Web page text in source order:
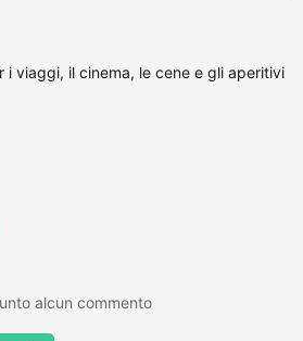
i viaggi, il cinema, le cene e gli aperitivi
alcun commento